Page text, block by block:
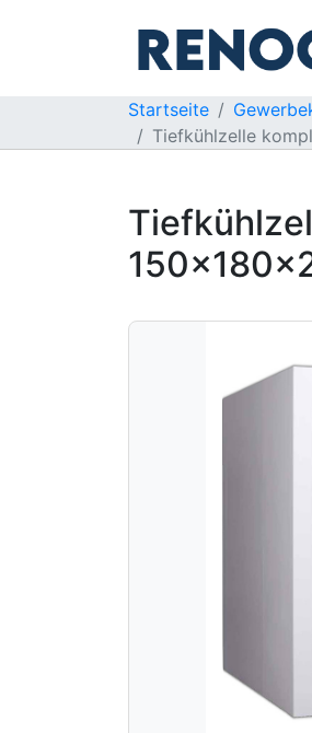
Startseite
Tiefkühlzelle